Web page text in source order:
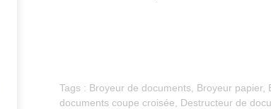
Tags : Broyeur de documents, Broyeur papier,
documents coupe croisée
Destructeur de